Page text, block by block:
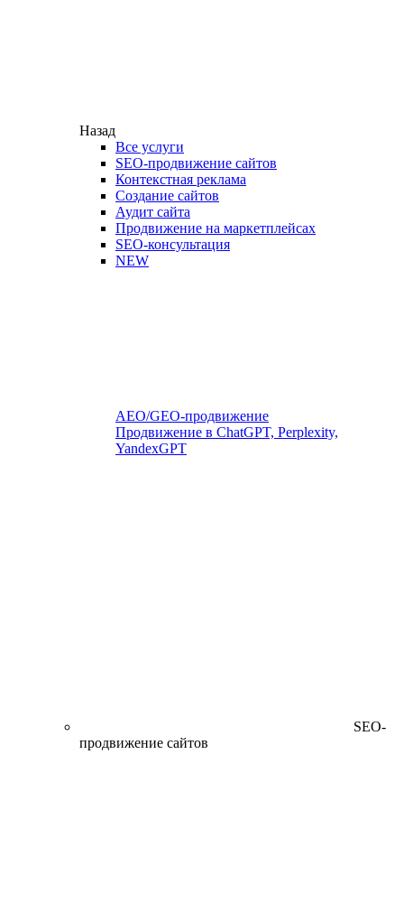
Назад
Все услуги
SEO-продвижение сайтов
Контекстная реклама
Создание сайтов
Аудит сайта
Продвижение на маркетплейсах
SEO-консультация
NEW
AEO/GEO-продвижение
Продвижение в ChatGPT, Perplexity,
YandexGPT
SEO-
продвижение сайтов